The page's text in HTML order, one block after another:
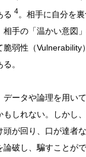
る 4。相手に自分を
相手の「温かい意図
脆弱性（Vulnerability
。
データや論理を用い
もしれない。しかし
頭が回り、口が達者
論破し、騙すことが